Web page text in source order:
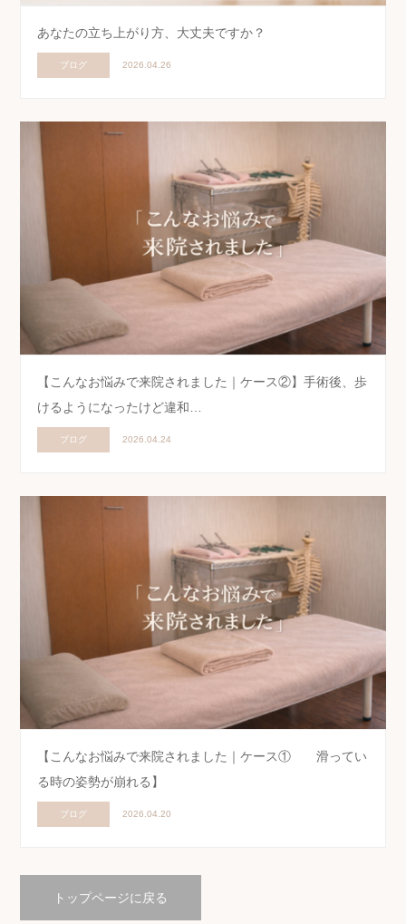
あなたの立ち上がり方、大丈夫ですか？
ブログ 2026.04.26
【こんなお悩みで来院されました｜ケース②】手術後、歩
けるようになったけど違和…
ブログ 2026.04.24
【こんなお悩みで来院されました｜ケース① 滑ってい
る時の姿勢が崩れる】
ブログ 2026.04.20
トップページに戻る